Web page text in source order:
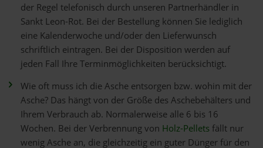
der Regel telefonisch durch unseren Partnerhändler in
Sankt Leon-Rot. Bei der Bestellung können Sie lediglich
eine Kalenderwoche und/oder den Lieferwunsch
schriftlich eintragen. Bei der Disposition werden auf
jeden Fall Ihre Terminmöglichkeiten berücksichtigt.
Wie oft muss ich die Asche entsorgen bzw. wohin mit der
Asche? Das hängt von der Größe des Aschebehälters und
Ihrem Verbrauch ab. Normalerweise alle 6 bis 16
Wochen. Bei der Verbrennung von Holz-Pelletsfällt nur
wenig Asche an, die gleichzeitig ein guter Dünger für den